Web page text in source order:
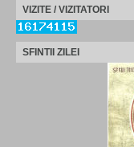
VIZITE / VIZITATORI
SFINTII ZILEI